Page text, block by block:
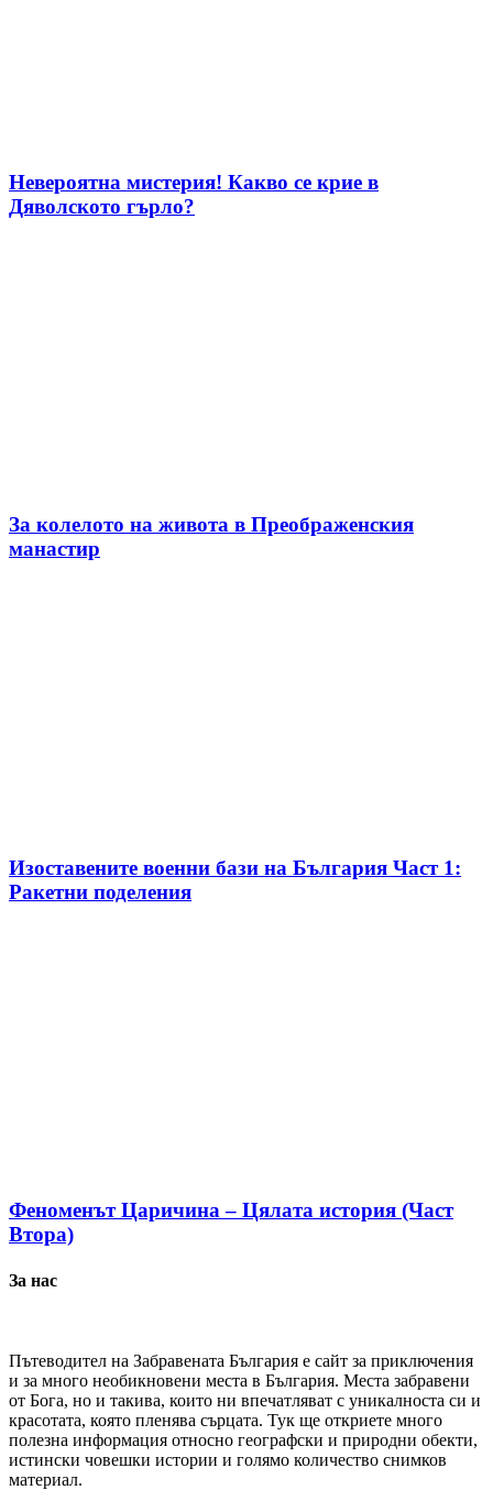
Невероятна мистерия! Какво се крие в
Дяволското гърло?
За колелото на живота в Преображенския
манастир
Изоставените военни бази на България Част 1:
Ракетни поделения
Феноменът Царичина – Цялата история (Част
Втора)
За нас
Пътеводител на Забравената България е сайт за приключения
и за много необикновени места в България. Места забравени
от Бога, но и такива, които ни впечатляват с уникалноста си и
красотата, която пленява сърцата. Тук ще откриете много
полезна информация относно географски и природни обекти,
истински човешки истории и голямо количество снимков
материал.